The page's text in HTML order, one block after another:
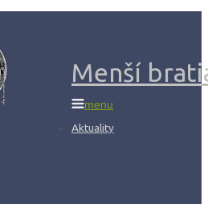
Menší
menu
Aktuality